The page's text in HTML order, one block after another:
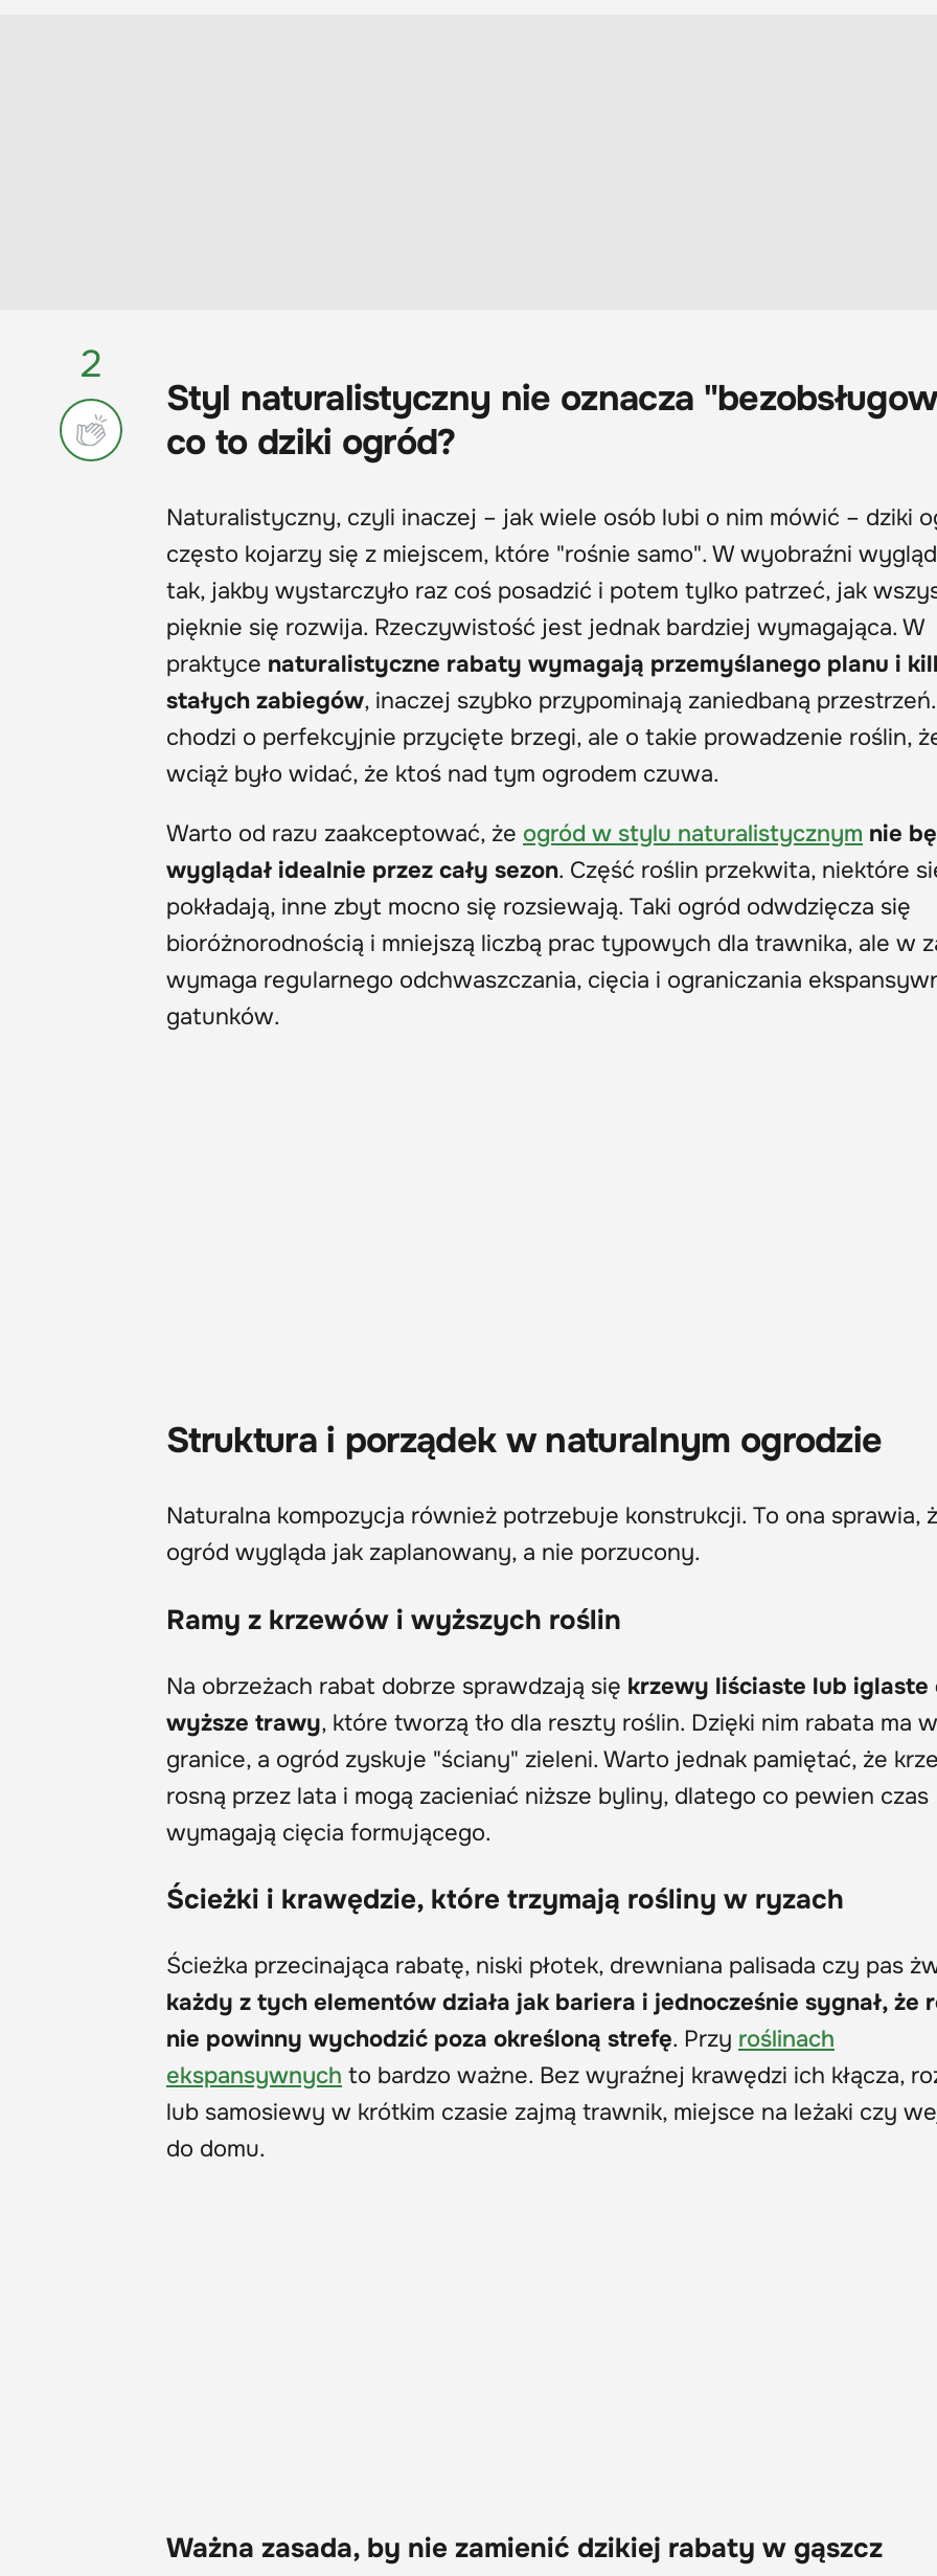
2
Styl naturalistyczny nie oznacza
co to dziki ogród?
Naturalistyczny, czyli inaczej – jak wiele osób lubi o nim mówić – dziki
często kojarzy się z miejscem, które "rośnie samo". W wyobraźni
tak, jakby wystarczyło raz coś posadzić i potem tylko patrzeć, jak
pięknie się rozwija. Rzeczywistość jest jednak bardziej wymagająca. W
praktyce naturalistyczne rabaty wymagają przemyślanego planu i
stałych zabiegów, inaczej szybko przypominają zaniedbaną
chodzi o perfekcyjnie przycięte brzegi, ale o takie prowadzenie roślin,
wciąż było widać, że ktoś nad tym ogrodem czuwa.
Warto od razu zaakceptować, że ogród w stylu naturalistycznym nie
wyglądał idealnie przez cały sezon. Część roślin przekwita, niektóre
pokładają, inne zbyt mocno się rozsiewają. Taki ogród odwdzięcza się
bioróżnorodnością i mniejszą liczbą prac typowych dla trawnika, ale w
wymaga regularnego odchwaszczania, cięcia i ograniczania
gatunków.
Struktura i porządek w naturalnym ogrodzie
Naturalna kompozycja również potrzebuje konstrukcji. To ona sprawia,
ogród wygląda jak zaplanowany, a nie porzucony.
Ramy z krzewów i wyższych roślin
Na obrzeżach rabat dobrze sprawdzają się krzewy liściaste lub iglaste
wyższe trawy, które tworzą tło dla reszty roślin. Dzięki nim rabata ma
granice, a ogród zyskuje "ściany" zieleni. Warto jednak pamiętać, że
rosną przez lata i mogą zacieniać niższe byliny, dlatego co pewien czas
wymagają cięcia formującego.
Ścieżki i krawędzie, które trzymają rośliny w ryzach
Ścieżka przecinająca rabatę, niski płotek, drewniana palisada czy pas
każdy z tych elementów działa jak bariera i jednocześnie sygnał, że
nie powinny wychodzić poza określoną strefę. Przy roślinach
ekspansywnych to bardzo ważne. Bez wyraźnej krawędzi ich kłącza,
lub samosiewy w krótkim czasie zajmą trawnik, miejsce na leżaki czy
do domu.
Ważna zasada, by nie zamienić dzikiej rabaty w gąszcz